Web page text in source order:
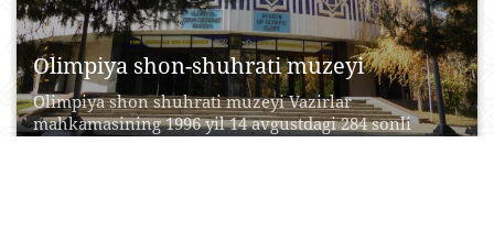
Olimpiya shon-shuhrati muzeyi
Olimpiya shon shuhrati muzeyi Vazirlar
mahkamasining 1996 yil 14 avgustdagi 284 sonli